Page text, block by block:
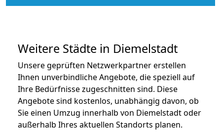
Weitere Städte in Diemelstadt
Unsere geprüften Netzwerkpartner erstellen
Ihnen unverbindliche Angebote, die speziell auf
Ihre Bedürfnisse zugeschnitten sind. Diese
Angebote sind kostenlos, unabhängig davon, ob
Sie einen Umzug innerhalb von Diemelstadt oder
außerhalb Ihres aktuellen Standorts planen.